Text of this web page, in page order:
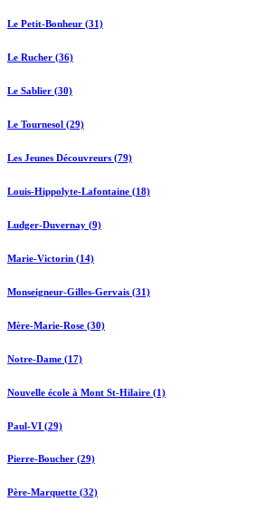
Le Petit-Bonheur (31)
Le Rucher (36)
Le Sablier (30)
Le Tournesol (29)
Les Jeunes Découvreurs (79)
Louis-Hippolyte-Lafontaine (18)
Ludger-Duvernay (9)
Marie-Victorin (14)
Monseigneur-Gilles-Gervais (31)
Mère-Marie-Rose (30)
Notre-Dame (17)
Nouvelle école à Mont St-Hilaire (1)
Paul-VI (29)
Pierre-Boucher (29)
Père-Marquette (32)